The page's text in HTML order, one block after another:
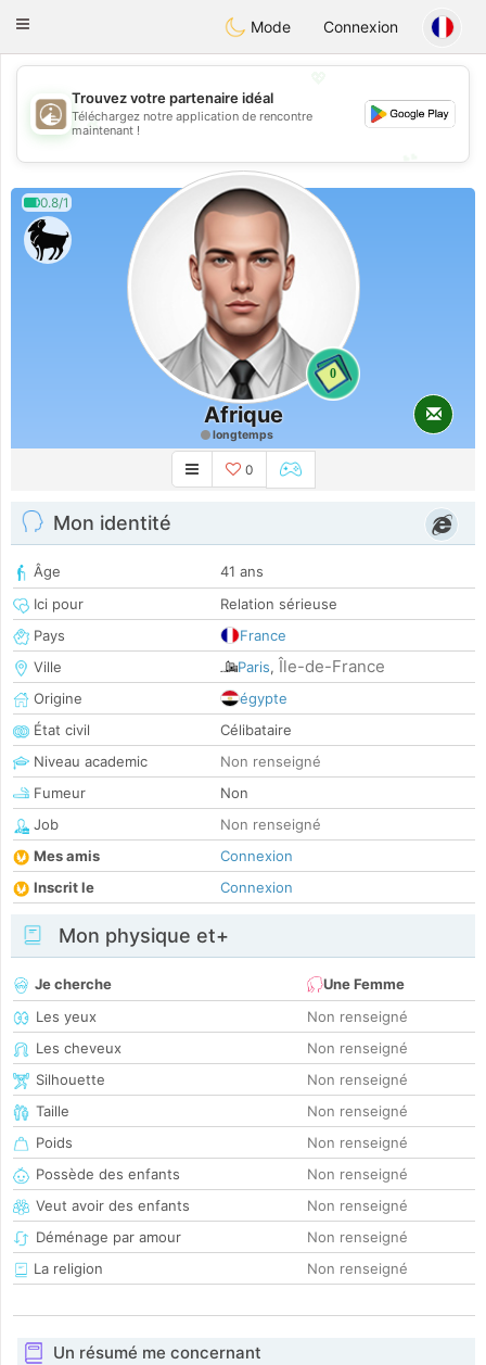
Bahebik
Toggle
Mode Connexion
💖
💕
Trouvez votre partenaire idéal
Téléchargez notre application de rencontre
maintenant !
0.8/1
0
Afrique
longtemps
0
Mon identité
Âge
41 ans
Ici pour
Relation sérieuse
Pays
France
Ville
Paris, Île-de-France
Origine
égypte
État civil
Célibataire
Niveau academic
Non renseigné
Fumeur
Non
Job
Non renseigné
Mes amis
Connexion
Inscrit le
Connexion
Mon physique et+
Je cherche
Une Femme
Les yeux
Non renseigné
Les cheveux
Non renseigné
Silhouette
Non renseigné
Taille
Non renseigné
Poids
Non renseigné
Possède des enfants
Non renseigné
Veut avoir des enfants
Non renseigné
Déménage par amour
Non renseigné
La religion
Non renseigné
Un résumé me concernant